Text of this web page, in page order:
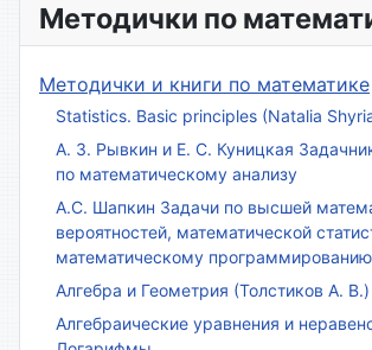
Методички по
Методички и книги по математике
Statistics. Basic principles (Natalia
А. З. Рывкин и Е. С. Куницкая
по математическому анализу
А.С. Шапкин Задачи по высшей
вероятностей, математической
математическому
Алгебра и Геометрия (Толстиков А. В.)
Алгебраические уравнения и